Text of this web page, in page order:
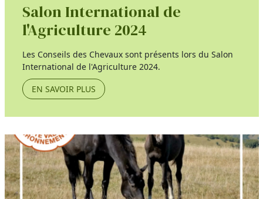
Salon International de
l'Agriculture 2024
Les Conseils des Chevaux sont présents lors du Salon
International de l'Agriculture 2024.
EN SAVOIR PLUS